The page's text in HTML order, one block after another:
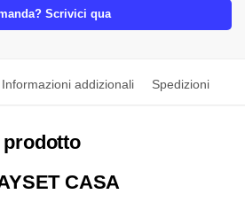
Scrivici qua
Informazioni addizionali Spedizioni
prodotto
CASA